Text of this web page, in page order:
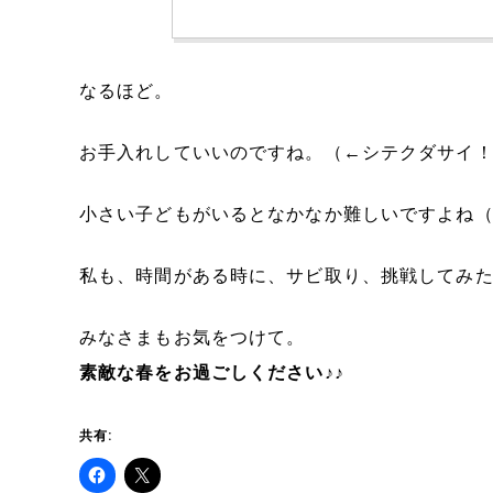
なるほど。
お手入れしていいのですね。（←シテクダサイ！
小さい子どもがいるとなかなか難しいですよね
私も、時間がある時に、サビ取り、挑戦してみ
みなさまもお気をつけて。
素敵な春をお過ごしください♪♪
共有: